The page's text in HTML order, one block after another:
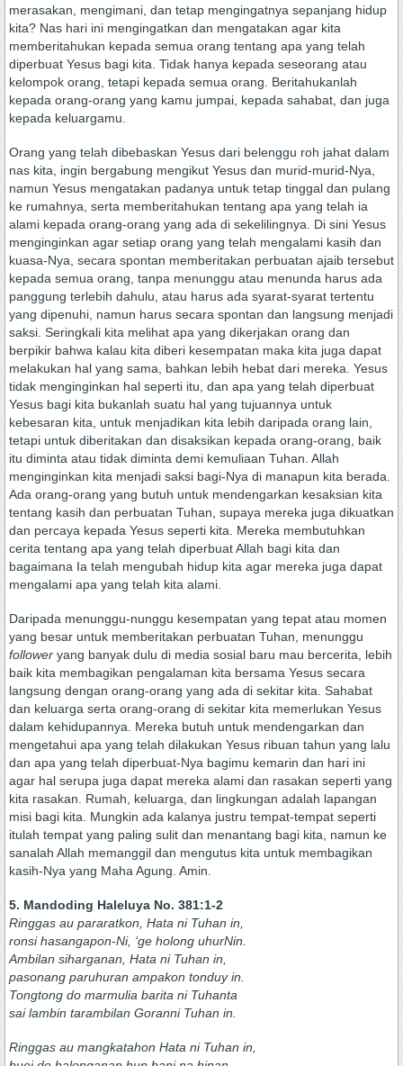
merasakan, mengimani, dan tetap mengingatnya sepanjang hidup
kita? Nas hari ini mengingatkan dan mengatakan agar kita
memberitahukan kepada semua orang tentang apa yang telah
diperbuat Yesus bagi kita. Tidak hanya kepada seseorang atau
kelompok orang, tetapi kepada semua orang. Beritahukanlah
kepada orang-orang yang kamu jumpai, kepada sahabat, dan juga
kepada keluargamu.
Orang yang telah dibebaskan Yesus dari belenggu roh jahat dalam
nas kita, ingin bergabung mengikut Yesus dan murid-murid-Nya,
namun Yesus mengatakan padanya untuk tetap tinggal dan pulang
ke rumahnya, serta memberitahukan tentang apa yang telah ia
alami kepada orang-orang yang ada di sekelilingnya. Di sini Yesus
menginginkan agar setiap orang yang telah mengalami kasih dan
kuasa-Nya, secara spontan memberitakan perbuatan ajaib tersebut
kepada semua orang, tanpa menunggu atau menunda harus ada
panggung terlebih dahulu, atau harus ada syarat-syarat tertentu
yang dipenuhi, namun harus secara spontan dan langsung menjadi
saksi. Seringkali kita melihat apa yang dikerjakan orang dan
berpikir bahwa kalau kita diberi kesempatan maka kita juga dapat
melakukan hal yang sama, bahkan lebih hebat dari mereka. Yesus
tidak menginginkan hal seperti itu, dan apa yang telah diperbuat
Yesus bagi kita bukanlah suatu hal yang tujuannya untuk
kebesaran kita, untuk menjadikan kita lebih daripada orang lain,
tetapi untuk diberitakan dan disaksikan kepada orang-orang, baik
itu diminta atau tidak diminta demi kemuliaan Tuhan. Allah
menginginkan kita menjadi saksi bagi-Nya di manapun kita berada.
Ada orang-orang yang butuh untuk mendengarkan kesaksian kita
tentang kasih dan perbuatan Tuhan, supaya mereka juga dikuatkan
dan percaya kepada Yesus seperti kita. Mereka membutuhkan
cerita tentang apa yang telah diperbuat Allah bagi kita dan
bagaimana Ia telah mengubah hidup kita agar mereka juga dapat
mengalami apa yang telah kita alami.
Daripada menunggu-nunggu kesempatan yang tepat atau momen
yang besar untuk memberitakan perbuatan Tuhan, menunggu
follower yang banyak dulu di media sosial baru mau bercerita, lebih
baik kita membagikan pengalaman kita bersama Yesus secara
langsung dengan orang-orang yang ada di sekitar kita. Sahabat
dan keluarga serta orang-orang di sekitar kita memerlukan Yesus
dalam kehidupannya. Mereka butuh untuk mendengarkan dan
mengetahui apa yang telah dilakukan Yesus ribuan tahun yang lalu
dan apa yang telah diperbuat-Nya bagimu kemarin dan hari ini
agar hal serupa juga dapat mereka alami dan rasakan seperti yang
kita rasakan. Rumah, keluarga, dan lingkungan adalah lapangan
misi bagi kita. Mungkin ada kalanya justru tempat-tempat seperti
itulah tempat yang paling sulit dan menantang bagi kita, namun ke
sanalah Allah memanggil dan mengutus kita untuk membagikan
kasih-Nya yang Maha Agung. Amin.
5. Mandoding Haleluya No. 381:1-2
Ringgas au pararatkon, Hata ni Tuhan in,
ronsi hasangapon-Ni, ‘ge holong uhurNin.
Ambilan siharganan, Hata ni Tuhan in,
pasonang paruhuran ampakon tonduy in.
Tongtong do marmulia barita ni Tuhanta
sai lambin tarambilan Goranni Tuhan in.
Ringgas au mangkatahon Hata ni Tuhan in,